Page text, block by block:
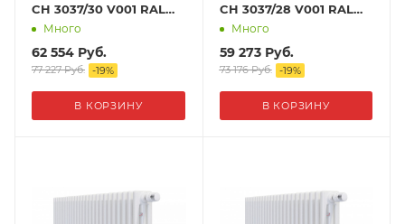
CH 3037/30 V001 RAL
9016Много
62 554 Руб.
77 227Руб. -19%
В КОРЗИНУ
CH 3037/28 V001 RAL
9016Много
59 273Руб.
73 176Руб. -19%
В КОРЗИНУ